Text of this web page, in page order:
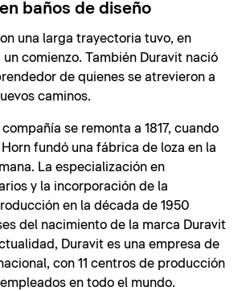
baños de diseño
una larga trayectoria tuvo, en
comienzo. También Duravit nació
de quienes se atrevieron a
caminos.
se remonta a 1817, cuando
fundó una fábrica de loza en la
La especialización en
y la incorporación de la
en la década de 1950
del nacimiento de la marca Duravit
Duravit es una empresa de
con 11 centros de producción
en todo el mundo.